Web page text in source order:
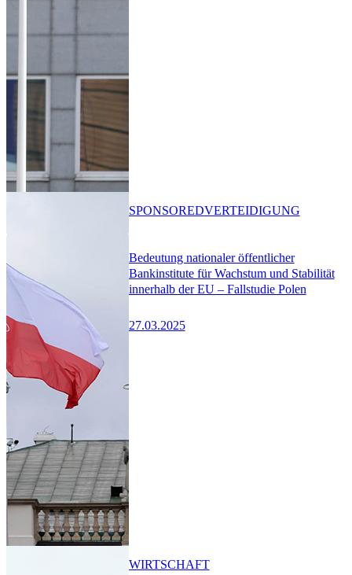
Bedeutung nationaler öffentlicher
Bankinstitute für Wachstum und Stabilität
innerhalb der EU – Fallstudie Polen
27.03.2025
SPONSOREDVERTEIDIGUNG
WIRTSCHAFT